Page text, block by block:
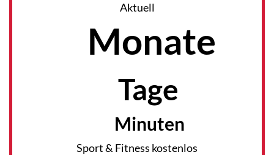
Aktuell
Monate
Tage
Minuten
Sport & Fitness kostenlos